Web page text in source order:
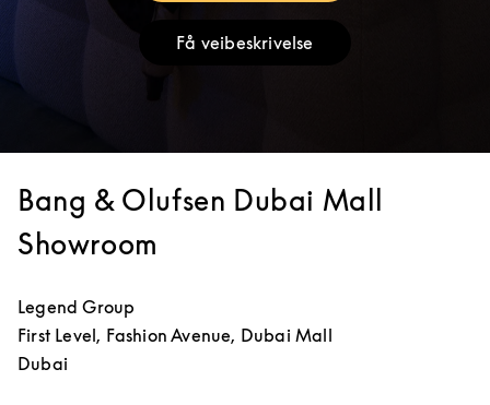
Få veibeskrivelseLink Opens in New Tab
Bang & Olufsen Dubai Mall
Showroom
Legend Group
First Level, Fashion Avenue, Dubai Mall
Dubai